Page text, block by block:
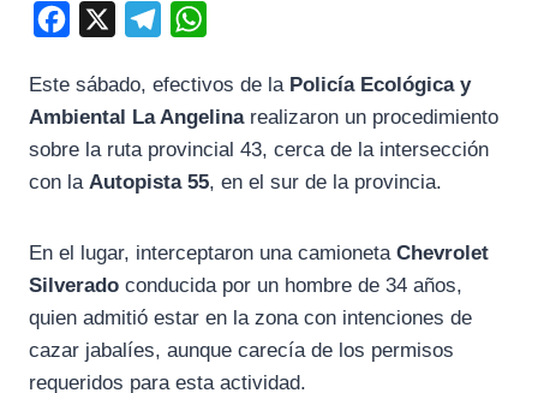
c
e
b
l
e
g
a
t
s
Este sábado, efectivos de la Policía Ecológica y
Ambiental La Angelinarealizaron un procedimiento
sobre la ruta provincial 43, cerca de la intersección
con la Autopista 55, en el sur de la provincia.
En el lugar, interceptaron una camioneta Chevrolet
Silverado conducida por un hombre de 34 años,
quien admitió estar en la zona con intenciones de
cazar jabalíes, aunque carecía de los permisos
requeridos para esta actividad.